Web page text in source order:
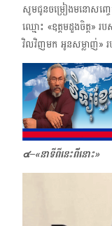
សូមជូនចម្រៀងមនោសញ្ចេ
ឈ្មោះ «ឧត្តមដួងចិត្ត
វិលវិញមក អូនសម្លាញ់
๔–«នាទីពីនេះពី័នោះ»